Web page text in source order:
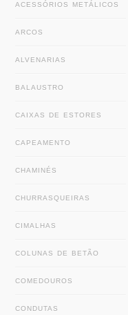
ACESSÓRIOS METÁLICOS
ARCOS
ALVENARIAS
BALAUSTRO
CAIXAS DE ESTORES
CAPEAMENTO
CHAMINÉS
CHURRASQUEIRAS
CIMALHAS
COLUNAS DE BETÃO
COMEDOUROS
CONDUTAS